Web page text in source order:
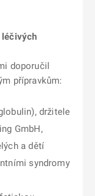
léčivých
doporučil
přípravkům:
držitele
GmbH,
a dětí
syndromy